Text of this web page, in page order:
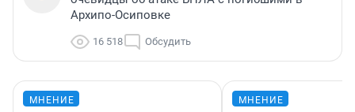
Архипо-Осиповке
16 518 Обсудить
МНЕНИЕ МНЕНИЕ